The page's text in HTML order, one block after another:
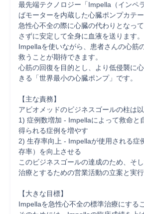
最先端テクノロジー「Impella（インペ
ばモーターを内蔵した心臓ポンプカテー
急性心不全の際に心臓の代わりとなっ
さずに安定して全身に血液を送ります。
Impellaを使いながら、患者さんの心筋
救うことが期待できます。
心筋の回復を目的とし、より低侵襲に
きる「世界最小の心臓ポンプ」です。
【主な責務】
アビオメッドのビジネスゴールの柱は以
1) 症例数増加 - Impellaによって救命と
得られる症例を増やす
2) 生存率向上 - Impellaが使用される症
存率）を向上させる
このビジネスゴールの達成のため、そ
治療とするための営業活動の立案と実行
【大きな目標】
Impellaを急性心不全の標準治療にする